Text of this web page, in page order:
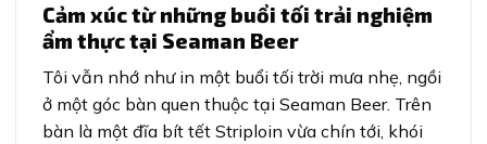
Cảm xúc từ những buổi tối trải nghiệm
ẩm thực tại Seaman Beer
Tôi vẫn nhớ như in một buổi tối trời mưa nhẹ, ngồi
ở một góc bàn quen thuộc tại Seaman Beer. Trên
bàn là một đĩa bít tết Striploin vừa chín tới, khói